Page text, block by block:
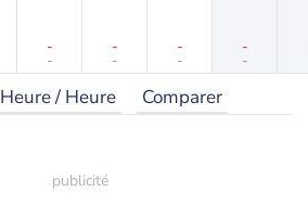
-
-
-
-
-
-
-
-
Heure / Heure Comparer